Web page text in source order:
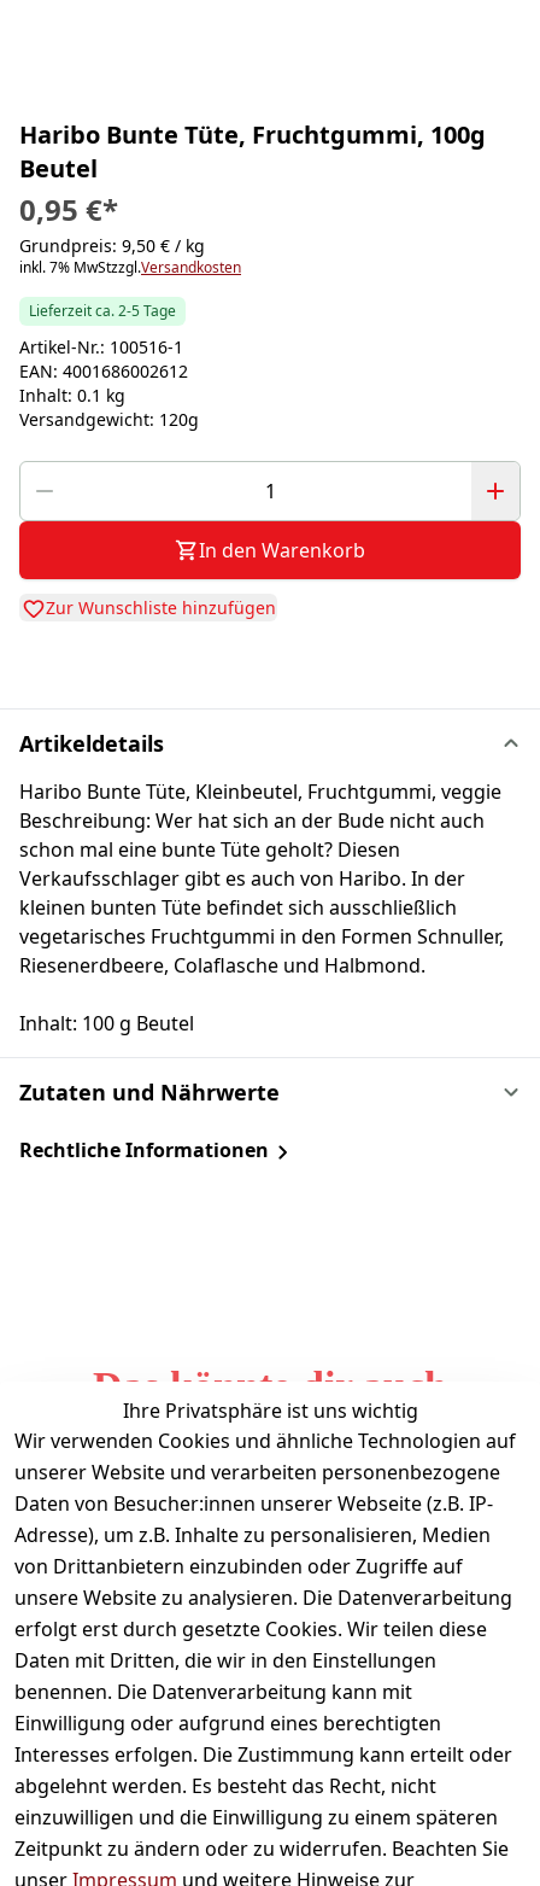
Haribo Bunte Tüte, Fruchtgummi, 100g
Beutel
0,95 €*
Grundpreis: 9,50 € / kg
inkl. 7% MwStzzgl.Versandkosten
Lieferzeit ca. 2-5 Tage
Artikel-Nr.: 100516-1
EAN: 4001686002612
Inhalt: 0.1 kg
Versandgewicht: 120g
In den Warenkorb
Zur Wunschliste hinzufügen
Artikeldetails
Haribo Bunte Tüte, Kleinbeutel, Fruchtgummi, veggie
Beschreibung: Wer hat sich an der Bude nicht auch
schon mal eine bunte Tüte geholt? Diesen
Verkaufsschlager gibt es auch von Haribo. In der
kleinen bunten Tüte befindet sich ausschließlich
vegetarisches Fruchtgummi in den Formen Schnuller,
Riesenerdbeere, Colaflasche und Halbmond.
Inhalt: 100 g Beutel
Zutaten und Nährwerte
Rechtliche Informationen
Das könnte dir auch
gefallen
Ihre Privatsphäre ist uns wichtig
Wir verwenden Cookies und ähnliche Technologien auf
unserer Website und verarbeiten personenbezogene
Daten von Besucher:innen unserer Webseite (z.B. IP-
Adresse), um z.B. Inhalte zu personalisieren, Medien
von Drittanbietern einzubinden oder Zugriffe auf
unsere Website zu analysieren. Die Datenverarbeitung
erfolgt erst durch gesetzte Cookies. Wir teilen diese
Daten mit Dritten, die wir in den Einstellungen
benennen. Die Datenverarbeitung kann mit
Einwilligung oder aufgrund eines berechtigten
Interesses erfolgen. Die Zustimmung kann erteilt oder
abgelehnt werden. Es besteht das Recht, nicht
einzuwilligen und die Einwilligung zu einem späteren
Zeitpunkt zu ändern oder zu widerrufen. Beachten Sie
unserImpressum und weitere Hinweise zur
Informationen
Mein Konto
Vertrag widerrufen
Unternehmen